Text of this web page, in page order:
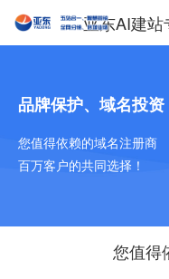
亚东AI建
品牌保护、域名投
您值得依赖的域名注册商
百万客户的共同选择！
您值得